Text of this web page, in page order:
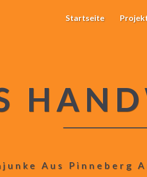
Startseite
Aus Pinneberg